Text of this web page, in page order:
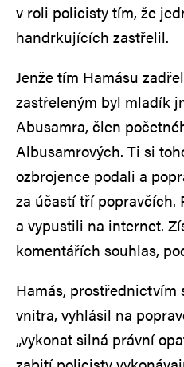
v roli policisty tím, že
handrkujících zastřelil.
Jenže tím Hamásu
zastřeleným byl mladík
Abusamra, člen
Albusamrových. Ti si
ozbrojence podali a
za účastí tří popravčích.
a vypustili na internet.
komentářích souhlas,
Hamás, prostřednictvím
vnitra, vyhlásil na
„vykonat silná právní